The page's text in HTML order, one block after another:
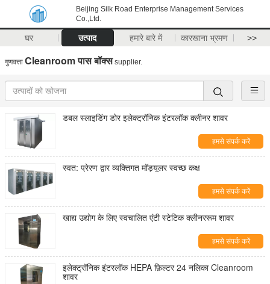
Beijing Silk Road Enterprise Management Services
Co.,Ltd.
घर उत्पाद हमारे बारे में कारखाना भ्रमण >>
गुणवत्ता Cleanroom पास बॉक्सsupplier.
डबल स्लाइडिंग डोर इलेक्ट्रॉनिक इंटरलॉक क्लीनर शावर
हमसे संपर्क करें
स्वत: प्रेरण द्वार व्यक्तिगत मॉड्यूलर स्वच्छ कक्ष
हमसे संपर्क करें
खाद्य उद्योग के लिए स्वचालित एंटी स्टेटिक क्लीनररूम शावर
हमसे संपर्क करें
इलेक्ट्रॉनिक इंटरलॉक HEPA फ़िल्टर 24 नलिका Cleanroom
शावर